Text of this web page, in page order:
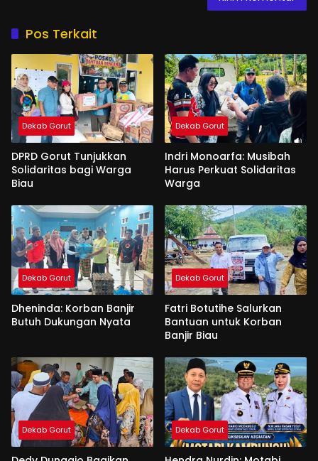
Pos Terkait
Dekab Gorut
DPRD Gorut Tunjukkan
Solidaritas bagi Warga
Biau
Dekab Gorut
Indri Monoarfa: Musibah
Harus Perkuat Solidaritas
Warga
Dekab Gorut
Dheninda: Korban Banjir
Butuh Dukungan Nyata
Dekab Gorut
Fatri Botutihe Salurkan
Bantuan untuk Korban
Banjir Biau
Dekab Gorut Dekab Gorut